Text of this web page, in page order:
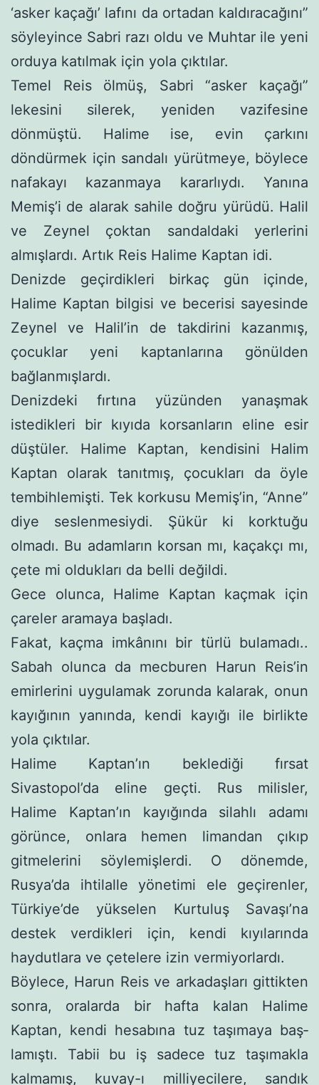
‘asker kaçağı’ lafını da ortadan kaldıraca­ğını”
söyleyince Sabri razı oldu ve Muhtar ile yeni
orduya katıl­mak için yola çıktılar.
Temel Reis ölmüş, Sabri “asker kaçağı”
lekesini silerek, yeni­den vazifesine
dönmüştü. Halime ise, evin çarkını
döndürmek için sandalı yürütmeye, böylece
nafakayı kazanmaya kararlıydı. Yanına
Memiş’i de alarak sahile doğru yürüdü. Halil
ve Zeynel çoktan sandaldaki yerlerini
almışlardı. Artık Reis Halime Kaptan idi.
Denizde geçirdikleri birkaç gün içinde,
Halime Kaptan bilgi­si ve becerisi sayesinde
Zeynel ve Halil’in de takdirini kazanmış,
çocuklar yeni kaptanlarına gönülden
bağlanmışlardı.
Denizdeki fırtına yüzünden yanaşmak
istedikleri bir kıyıda korsanların eline esir
düştüler. Halime Kaptan, kendisini Halim
Kaptan olarak tanıtmış, çocukları da öyle
tembihlemişti. Tek kor­kusu Memiş’in, “Anne”
diye seslenmesiydi. Şükür ki korktuğu
olmadı. Bu adamların korsan mı, kaçakçı mı,
çete mi oldukları da belli değildi.
Gece olunca, Halime Kaptan kaçmak için
çareler aramaya başladı.
Fakat, kaçma imkânını bir türlü bulamadı..
Sabah olunca da mecburen Harun Reis’in
emirlerini uygulamak zorunda kalarak, onun
kayığının yanında, kendi kayığı ile birlikte
yola çıktılar.
Halime Kaptan’ın beklediği fırsat
Sivastopol’da eline geçti. Rus milisler,
Halime Kaptan’ın kayığında silahlı adamı
görünce, onlara hemen limandan çıkıp
gitmelerini söylemişlerdi. O dönemde,
Rusya’da ihtilalle yönetimi ele geçirenler,
Türkiye’de yükselen Kurtuluş Savaşı’na
destek verdikleri için, kendi kıyıla­rında
haydutlara ve çetelere izin vermiyorlardı.
Böylece, Harun Reis ve arkadaşları gittikten
sonra, oralarda bir hafta kalan Halime
Kaptan, kendi hesabına tuz taşımaya baş­
lamıştı. Tabii bu iş sadece tuz taşımakla
kalmamış, kuvay-ı milliyecilere, sandık